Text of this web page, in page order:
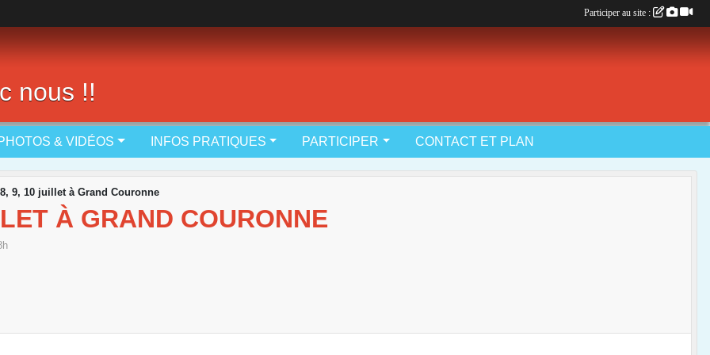
nous !!
& VIDÉOS INFOS PRATIQUES PARTICIPER CONTACT ET PLAN
8, 9, 10 juillet à Grand Couronne
À GRAND COURONNE
Participer au site :